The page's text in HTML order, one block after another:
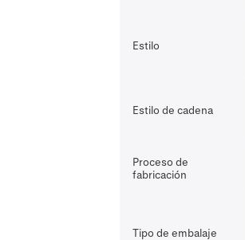
Estilo
Estilo de cadena
Proceso de
fabricación
Tipo de embalaje